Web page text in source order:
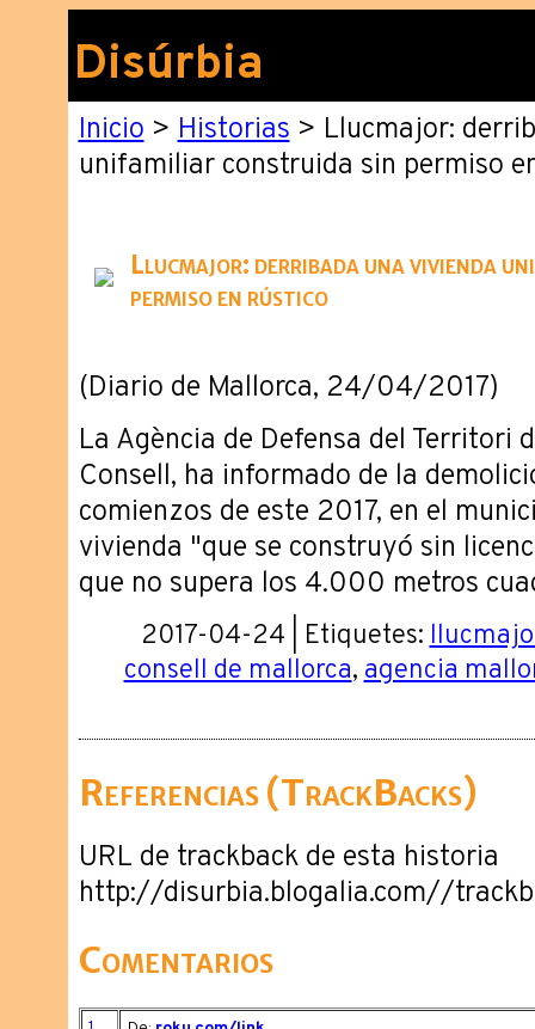
Disúrbia
Inicio>Historias> Llucmajor:
unifamiliar construida sin permiso
Llucmajor: derribada una vivienda
permiso en rústico
(Diario de Mallorca, 24/04/2017)
La Agència de Defensa del Territori
Consell, ha informado de la
comienzos de este 2017, en el
vivienda "que se construyó sin
que no supera los 4.000 metros
2017-04-24 | Etiquetes:
consell de mallorca,agencia
Referencias (TrackBacks)
URL de trackback de esta historia
http://disurbia.blogalia.com//
Comentarios